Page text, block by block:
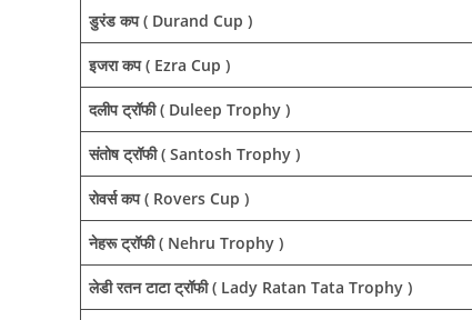
डुरंड कप ( Durand Cup )
इजरा कप ( Ezra Cup )
दलीप ट्रॉफी ( Duleep Trophy )
संतोष ट्रॉफी ( Santosh Trophy )
रोवर्स कप ( Rovers Cup )
नेहरू ट्रॉफी ( Nehru Trophy )
लेडी रतन टाटा ट्रॉफी ( Lady Ratan Tata Trophy )